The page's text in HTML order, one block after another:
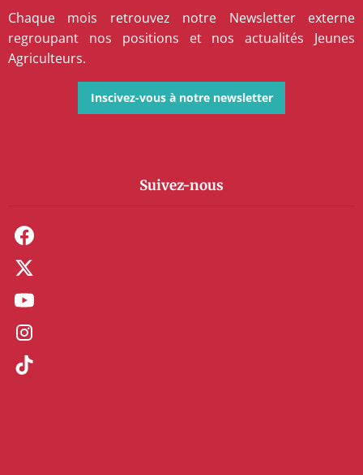
Chaque mois retrouvez notre Newsletter externe
regroupant nos positions et nos actualités Jeunes
Agriculteurs.
Inscivez-vous à notre newsletter
Suivez-nous